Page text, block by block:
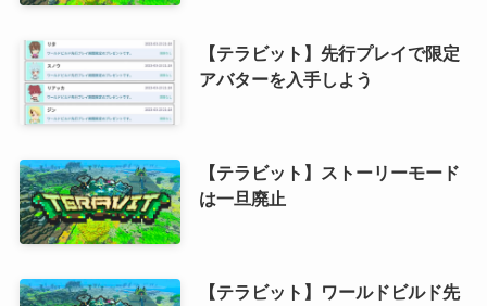
【テラビット】先行プレイで限定
アバターを入手しよう
【テラビット】ストーリーモード
は一旦廃止
【テラビット】ワールドビルド先